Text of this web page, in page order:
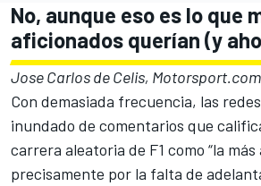
No, aunque eso es lo que
aficionados querían (y
Jose Carlos de Celis,
Con demasiada frecuencia, las
inundado de comentarios que
carrera aleatoria de F1 como “la más
precisamente por la falta de